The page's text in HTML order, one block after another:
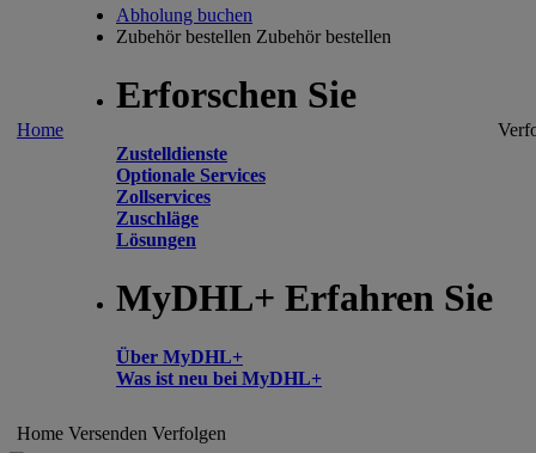
Home
Abholung buchen
Zubehör bestellen Zubehör bestellen
Erforschen Sie
Zustelldienste
Optionale Services
Zollservices
Zuschläge
Lösungen
MyDHL+ Erfahren Sie
Über MyDHL+
Was ist neu bei MyDHL+
Home Versenden Verfolgen